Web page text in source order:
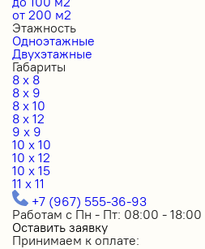
от 200 м2
Этажность
Одноэтажные
Двухэтажные
Габариты
8 x 8
8 x 9
8 x 10
8 x 12
9 x 9
10 x 10
10 x 12
10 x 15
11 x 11
+7 (967) 555-36-93
Работам с Пн - Пт: 08:00 - 18:00
Оставить заявку
Принимаем к оплате: